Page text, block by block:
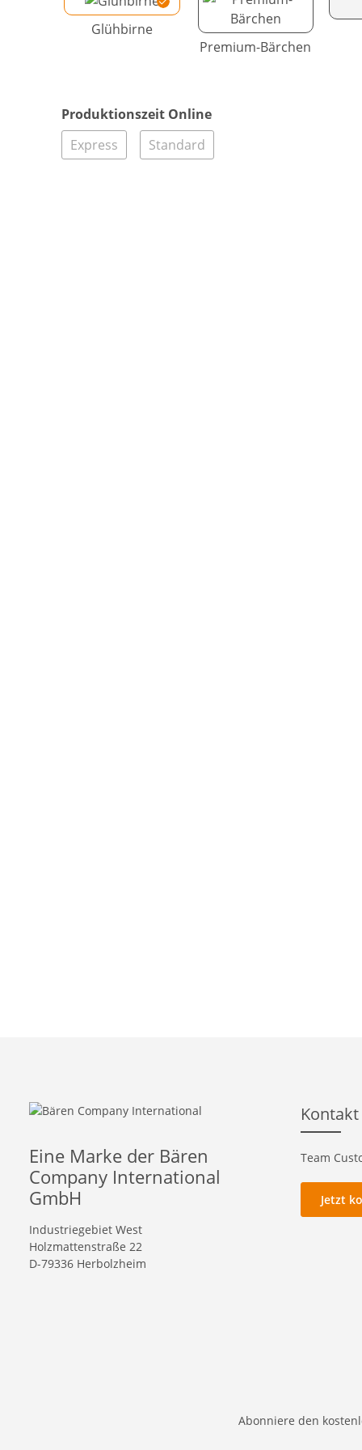
Glühbirne
Premium-Bärchen
Produktionszeit Online
Express
Standard
Eine Marke der Bären
Company International
GmbH
Industriegebiet West
Holzmattenstraße 22
D-79336 Herbolzheim
Team
Jetzt
Abonniere den